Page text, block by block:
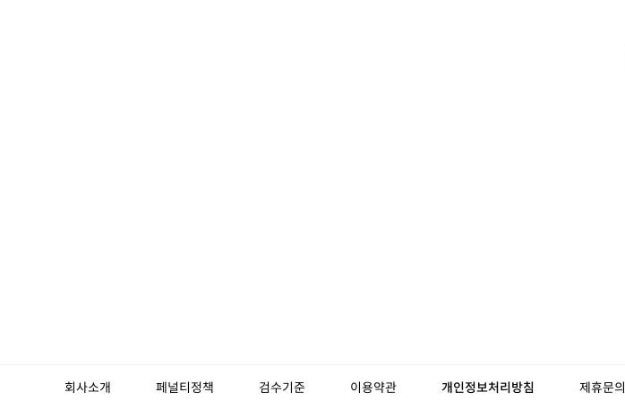
회사소개 페널티정책 검수기준 이용약관 개인정보처리방침 제휴문의